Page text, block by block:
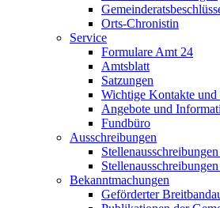
Orts-Chronistin
Service
Formulare Amt 24
Amtsblatt
Satzungen
Wichtige Kontakte und
Angebote und
Fundbüro
Ausschreibungen
Bekanntmachungen
Geförderter